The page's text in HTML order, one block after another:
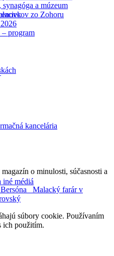
kancelária
iné médiá
a múzeum
zo Zohoru
program
o minulosti, súčasnosti a
Malacký farár v
súbory cookie. Používaním
ich použitím.